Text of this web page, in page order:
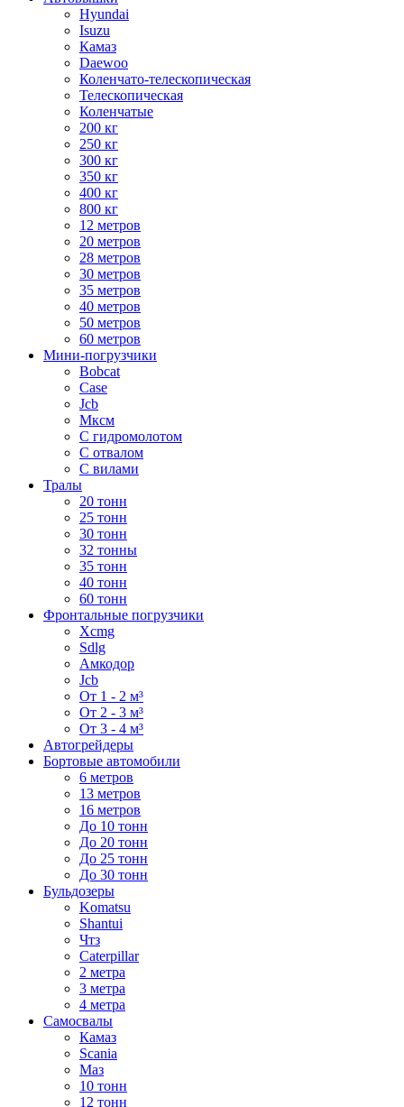
Hyundai
Isuzu
Камаз
Daewoo
Коленчато-телескопическая
Телескопическая
Коленчатые
200 кг
250 кг
300 кг
350 кг
400 кг
800 кг
12 метров
20 метров
28 метров
30 метров
35 метров
40 метров
50 метров
60 метров
Мини-погрузчики
Bobcat
Case
Jcb
Мксм
С гидромолотом
С отвалом
С вилами
Тралы
20 тонн
25 тонн
30 тонн
32 тонны
35 тонн
40 тонн
60 тонн
Фронтальные погрузчики
Xcmg
Sdlg
Амкодор
Jcb
От 1 - 2 м³
От 2 - 3 м³
От 3 - 4 м³
Автогрейдеры
Бортовые автомобили
6 метров
13 метров
16 метров
До 10 тонн
До 20 тонн
До 25 тонн
До 30 тонн
Бульдозеры
Komatsu
Shantui
Чтз
Caterpillar
2 метра
3 метра
4 метра
Самосвалы
Камаз
Scania
Маз
10 тонн
12 тонн